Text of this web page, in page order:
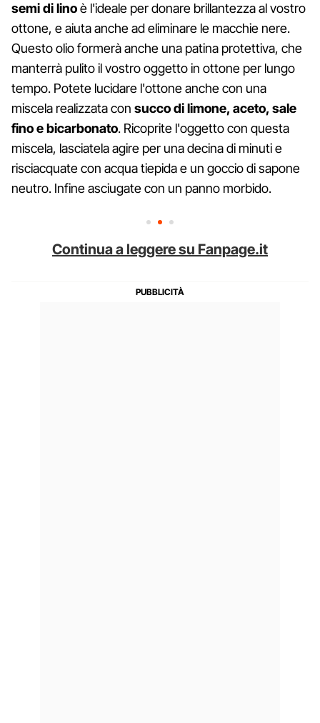
semi di linoè l'ideale per donare brillantezza al vostro
ottone, e aiuta anche ad eliminare le macchie nere.
Questo olio formerà anche una patina protettiva, che
manterrà pulito il vostro oggetto in ottone per lungo
tempo. Potete lucidare l'ottone anche con una
miscela realizzata con succo di limone, aceto, sale
fino e bicarbonato. Ricoprite l'oggetto con questa
miscela, lasciatela agire per una decina di minuti e
risciacquate con acqua tiepida e un goccio di sapone
neutro. Infine asciugate con un panno morbido.
Continua a leggere su Fanpage.it